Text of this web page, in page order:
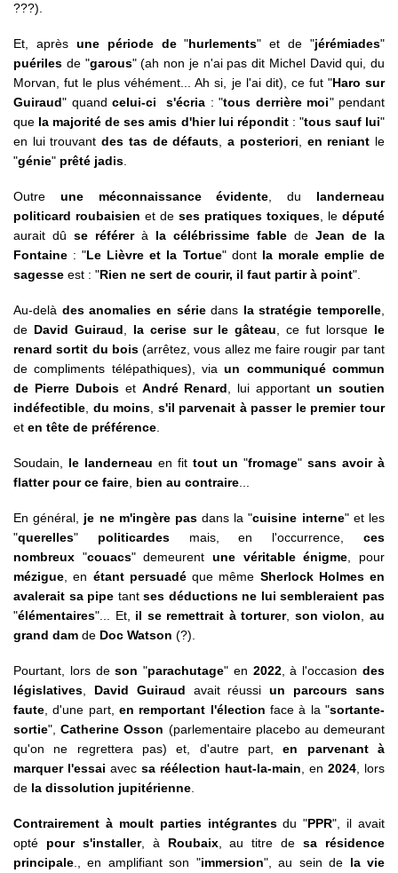
???).
Et, après une période de"hurlements" et de "jérémiades"
puériles de "garous" (ah non je n'ai pas dit Michel David qui, du
Morvan, fut le plus véhément... Ah si, je l'ai dit), ce fut "Haro sur
Guiraud" quandcelui-ci s'écria : "tous derrière moi" pendant
que la majorité de ses amis d'hier lui répondit: "tous sauf lui"
en lui trouvantdes tas de défauts ,a posteriori en reniant le
"génie" prêté jadis
Outre une méconnaissance évidente , du landerneau
politicard roubaisien et de ses pratiques toxiques , le député
aurait dû se référerà la célébrissime fable de Jean de la
Fontaine : "Le Lièvre et la Tortue" dont la morale emplie de
sagesse est : "Rien ne sert de courir, il faut partir à point".
Au-delà des anomalies en sériedans la stratégie temporelle
de David Guiraud la cerise sur le gâteau , ce fut lorsque le
renard sortit du bois(arrêtez, vous allez me faire rougir par tant
de compliments télépathiques), viaun communiqué commun
de Pierre Duboiset André Renard , lui apportantun soutien
indéfectible du moins s'il parvenait à passer le premier tour
et en tête de préférence
Soudain, le landerneau en fit tout un "fromage"sans avoir à
flatter pour ce faire bien au contraire
En général, je ne m'ingère pasdans la "cuisine interne" et les
"querelles" politicardesmais, en l'occurrence,ces
nombreux "couacs" demeurentune véritable énigme , pour
mézigue , en étant persuadéque même Sherlock Holmes en
avalerait sa pipe tantses déductions ne lui sembleraient pas
"élémentaires"... Et, il se remettrait à torturer, son violon ,au
grand dam de Doc Watson (?).
Pourtant, lors deson "parachutage" en 2022, à l'occasiondes
législatives
David Guiraud avait réussiun parcours sans
faute , d'une part, en remportant l'élection face à la "sortante-
sortie",Catherine Osson (parlementaire placebo au demeurant
qu'on ne regrettera pas) et, d'autre part,en parvenant à
marquer l'essai avec sa réélection haut-la-main , en 2024 , lors
de la dissolution jupitérienne
Contrairement à moult parties intégrantesdu "PPR", il avait
opté pour s'installer, à Roubaix, au titre desa résidence
principale ., en amplifiant son "immersion", au sein de la vie